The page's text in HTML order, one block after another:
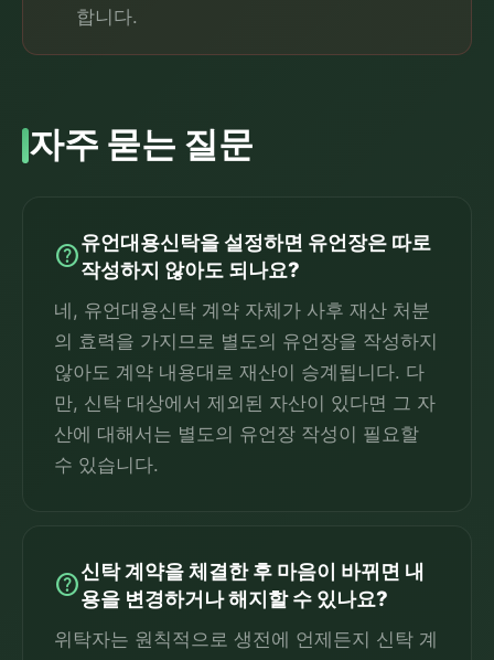
합니다.
자주 묻는 질문
help유언대용신탁을 설정하면 유언장은 따로
작성하지 않아도 되나요?
네, 유언대용신탁 계약 자체가 사후 재산 처분
의 효력을 가지므로 별도의 유언장을 작성하지
않아도 계약 내용대로 재산이 승계됩니다. 다
만, 신탁 대상에서 제외된 자산이 있다면 그 자
산에 대해서는 별도의 유언장 작성이 필요할
수 있습니다.
help신탁 계약을 체결한 후 마음이 바뀌면 내
용을 변경하거나 해지할 수 있나요?
위탁자는 원칙적으로 생전에 언제든지 신탁 계